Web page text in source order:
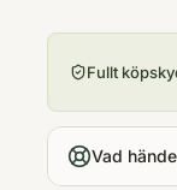
Fullt
Vad